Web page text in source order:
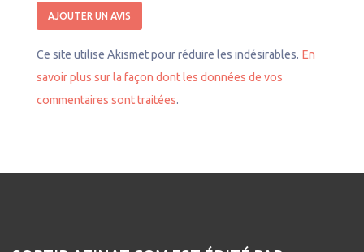
Ce site utilise Akismet pour réduire les indésirables. En
savoir plus sur la façon dont les données de vos
commentaires sont traitées.